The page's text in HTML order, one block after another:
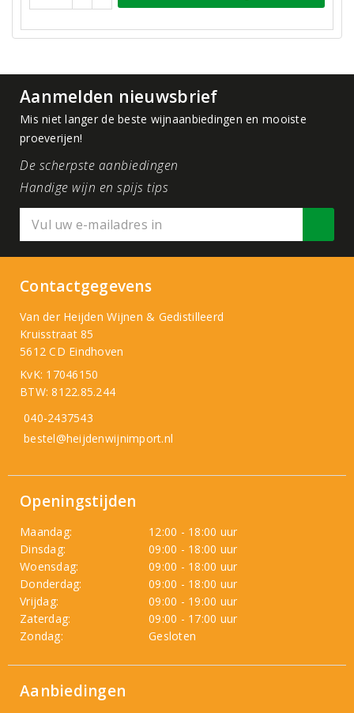
Aanmelden nieuwsbrief
Mis niet langer de beste wijnaanbiedingen en mooiste
proeverijen!
De scherpste aanbiedingen
Handige wijn en spijs tips
Contactgegevens
Van der Heijden Wijnen & Gedistilleerd
Kruisstraat 85
5612 CD Eindhoven
KvK: 17046150
BTW: 8122.85.244
040-2437543
bestel@heijdenwijnimport.nl
Openingstijden
Maandag:
12:00 - 18:00 uur
Dinsdag:
09:00 - 18:00 uur
Woensdag:
09:00 - 18:00 uur
Donderdag:
09:00 - 18:00 uur
Vrijdag:
09:00 - 19:00 uur
Zaterdag:
09:00 - 17:00 uur
Zondag:
Gesloten
Aanbiedingen